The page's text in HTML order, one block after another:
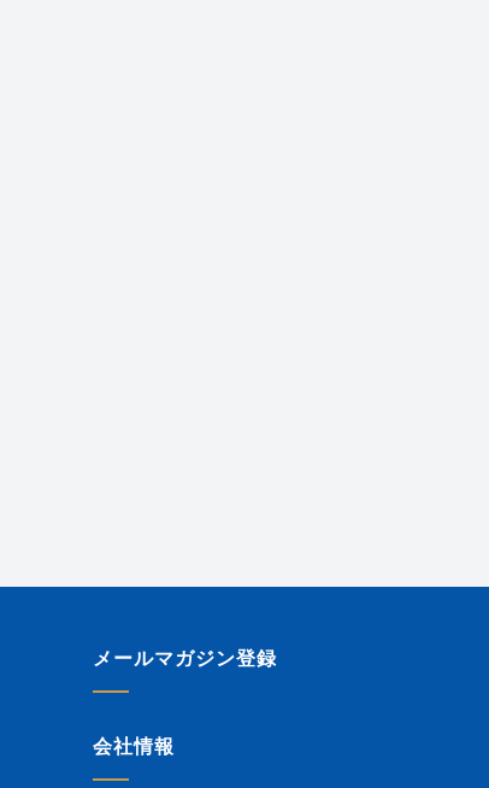
メールマガジン登録
会社情報